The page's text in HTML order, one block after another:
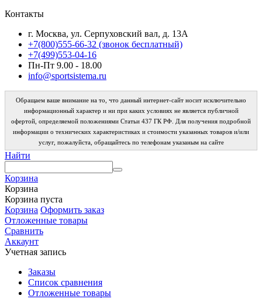
Контакты
г. Москва, ул. Серпуховский вал, д. 13А
+7(800)555-66-32 (звонок бесплатный)
+7(499)553-04-16
Пн-Пт 9.00 - 18.00
info@sportsistema.ru
Обращаем ваше внимание на то, что данный интернет-сайт носит исключительно
информационный характер и ни при каких условиях не является публичной
офертой, определяемой положениями Статьи 437 ГК РФ. Для получения подробной
информации о технических характеристиках и стоимости указанных товаров и/или
услуг, пожалуйста, обращайтесь по телефонам указаным на сайте
Найти
Корзина
Корзина
Корзина пуста
Корзина Оформить заказ
Отложенные товары
Сравнить
Аккаунт
Учетная запись
Заказы
Список сравнения
Отложенные товары